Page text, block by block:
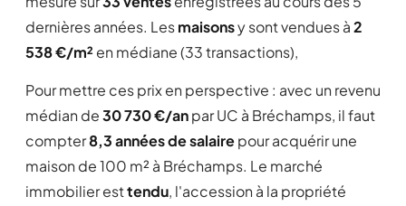
dernières années. Lesmaisonsy sont vendues à2
538 €/m² en médiane (33 transactions),
Pour mettre ces prix en perspective : avec un revenu
médian de30 730 €/anpar UC à Bréchamps, il faut
compter8,3 années de salairepour acquérir une
maison de 100 m² à Bréchamps. Le marché
immobilier esttendu, l'accession à la propriété